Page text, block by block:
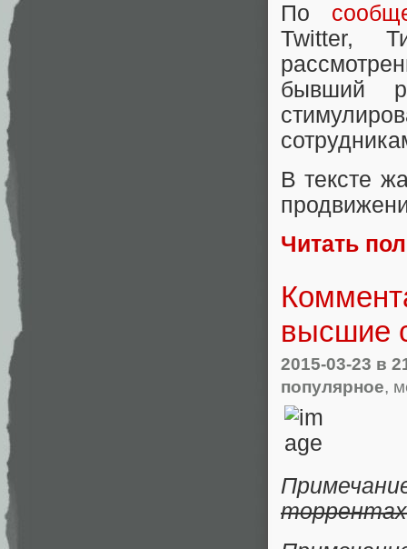
По
Twitter,
бывший
В тексте
Читать
высшие
2015-03-23 в
популярное,
торрентах